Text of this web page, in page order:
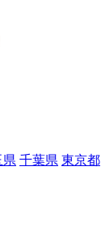
県 千葉県 東京都